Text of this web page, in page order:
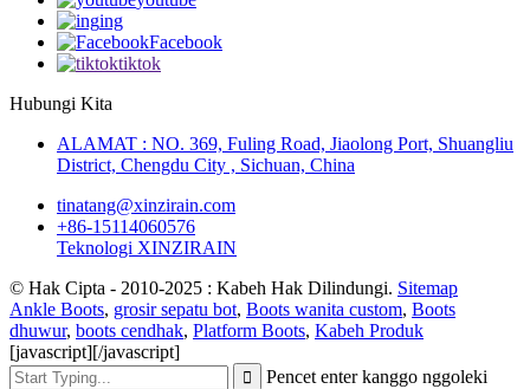
ing
Facebook
tiktok
Hubungi Kita
ALAMAT : NO. 369, Fuling Road, Jiaolong Port, Shuangliu
District, Chengdu City , Sichuan, China
tinatang@xinzirain.com
+86-15114060576
Teknologi XINZIRAIN
© Hak Cipta - 2010-2025 : Kabeh Hak Dilindungi. Sitemap
Ankle Boots, grosir sepatu bot, Boots wanita custom, Boots
dhuwur, boots cendhak, Platform Boots, Kabeh Produk
[javascript][/javascript]
Pencet enter kanggo nggoleki